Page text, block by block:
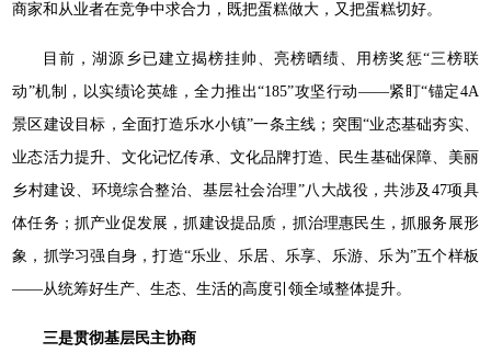
商家和从业者在竞争中求合力，既把蛋糕做大，又把蛋糕切好。
目前，湖源乡已建立揭榜挂帅、亮榜晒绩、用榜奖惩“三榜联
动”机制，以实绩论英雄，全力推出“185”攻坚行动——紧盯“锚定4A
景区建设目标，全面打造乐水小镇”一条主线；突围“业态基础夯实、
业态活力提升、文化记忆传承、文化品牌打造、民生基础保障、美丽
乡村建设、环境综合整治、基层社会治理”八大战役，共涉及47项具
体任务；抓产业促发展，抓建设提品质，抓治理惠民生，抓服务展形
象，抓学习强自身，打造“乐业、乐居、乐享、乐游、乐为”五个样板
——从统筹好生产、生态、生活的高度引领全域整体提升。
三是贯彻基层民主协商